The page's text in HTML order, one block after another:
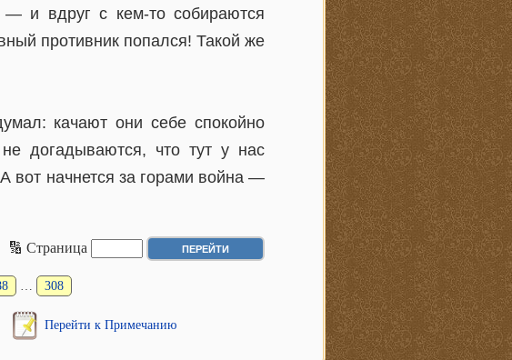
вдруг с кем-то собираются
противник попался! Такой же
качают они себе спокойно
догадываются, что тут у нас
вот начнется за горами война —
🔢 Страница
… 308
Перейти к Примечанию